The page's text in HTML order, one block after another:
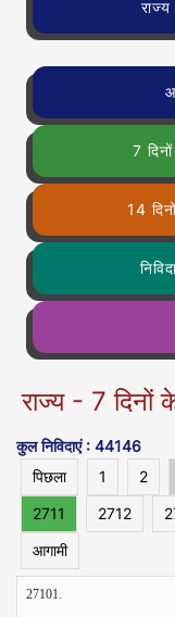
7
14
राज्य - 7 दिनों
कुल निविदाएं : 44146
पिछला
1 2
2711
2712
आगामी
27101.